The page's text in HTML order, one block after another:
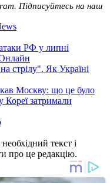
Підписуйтесь на наш
РФ у липні
стрілу". Як Україні
Москву: що це було
Кореї затримали
текст і
про це редакцію.